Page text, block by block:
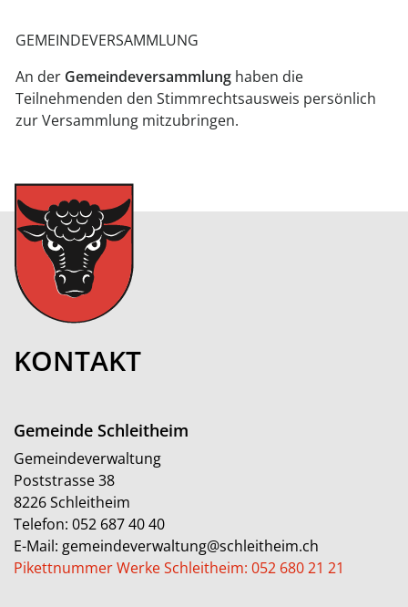
GEMEINDEVERSAMMLUNG
An der Gemeindeversammlung haben die
Teilnehmenden den Stimmrechtsausweis persönlich
zur Versammlung mitzubringen.
KONTAKT
Gemeinde Schleitheim
Gemeindeverwaltung
Poststrasse 38
8226 Schleitheim
Telefon: 052 687 40 40
E-Mail: gemeindeverwaltung@schleitheim.ch
Pikettnummer Werke Schleitheim: 052 680 21 21